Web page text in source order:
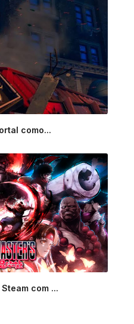
como...
com ...